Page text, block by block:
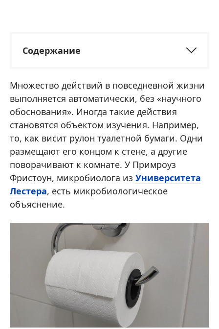
Содержание
Множество действий в повседневной жизни
выполняется автоматически, без «научного
обоснования». Иногда такие действия
становятся объектом изучения. Например,
то, как висит рулон туалетной бумаги. Одни
размещают его концом к стене, а другие
поворачивают к комнате. У Примроуз
Фристоун, микробиолога из Университета
Лестера, есть микробиологическое
объяснение.